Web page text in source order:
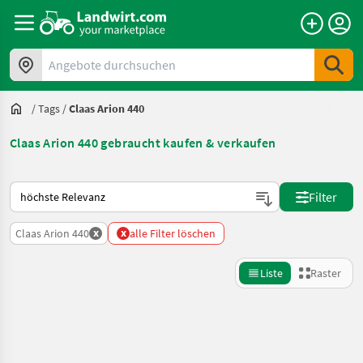
Angebote durchsuchen
/Tags /Claas Arion 440
Claas Arion 440 gebraucht kaufen & verkaufen
So wird auf Landwirt.com sortiert
Filter
Claas Arion 440 x x alle Filter löschen
Liste Raster